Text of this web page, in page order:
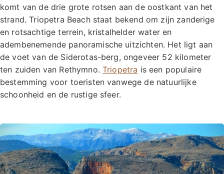
komt van de drie grote rotsen aan de oostkant van het
strand. Triopetra Beach staat bekend om zijn zanderige
en rotsachtige terrein, kristalhelder water en
adembenemende panoramische uitzichten. Het ligt aan
de voet van de Siderotas-berg, ongeveer 52 kilometer
ten zuiden van Rethymno.Triopetra is een populaire
bestemming voor toeristen vanwege de natuurlijke
schoonheid en de rustige sfeer.